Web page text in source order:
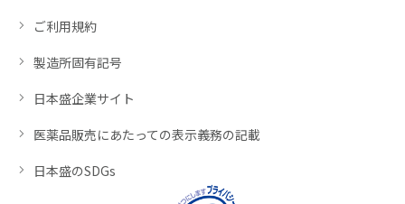
ご利用規約
製造所固有記号
日本盛企業サイト
医薬品販売にあたっての表示義務の記載
日本盛のSDGs